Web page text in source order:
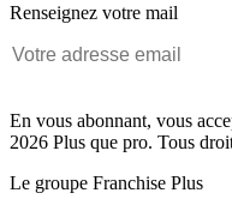
Renseignez votre mail
En vous abonnant, vous
2026 Plus que pro. Tous
Le groupe Franchise Plus